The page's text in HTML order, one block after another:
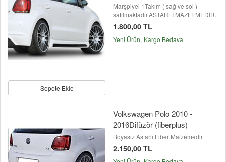
Sepete Ekle
Marşpiyel 1Takım ( sağ ve sol )
satılmaktadır.ASTARLI MAZLEMEDİR.
1.800,00 TL
Yeni Ürün Kargo Bedava
Volkswagen Polo 2010 -
2016Difüzör (fiberplus)
Boyasız Astarlı Fiber Malzemedir
2.150,00 TL